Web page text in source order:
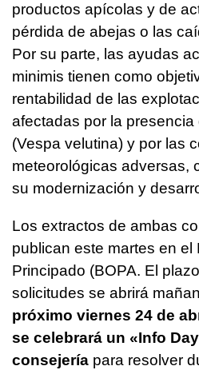
productos apícolas y de
pérdida de abejas o las
Por su parte, las ayudas
minimis tienen como
rentabilidad de las
afectadas por la
(Vespa velutina) y por las
meteorológicas adversas,
su modernización y
Los extractos de ambas
publican este martes en el
Principado (BOPA. El
solicitudes se abrirá
próximo viernes 24 de
se celebrará un «Info
consejería para resolver